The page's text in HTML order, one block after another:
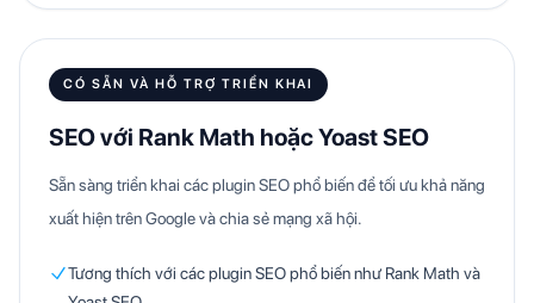
CÓ SẴN VÀ HỖ TRỢ TRIỂN KHAI
SEO với Rank Math hoặc Yoast SEO
Sẵn sàng triển khai các plugin SEO phổ biến để tối ưu khả năng
xuất hiện trên Google và chia sẻ mạng xã hội.
Tương thích với các plugin SEO phổ biến như Rank Math và